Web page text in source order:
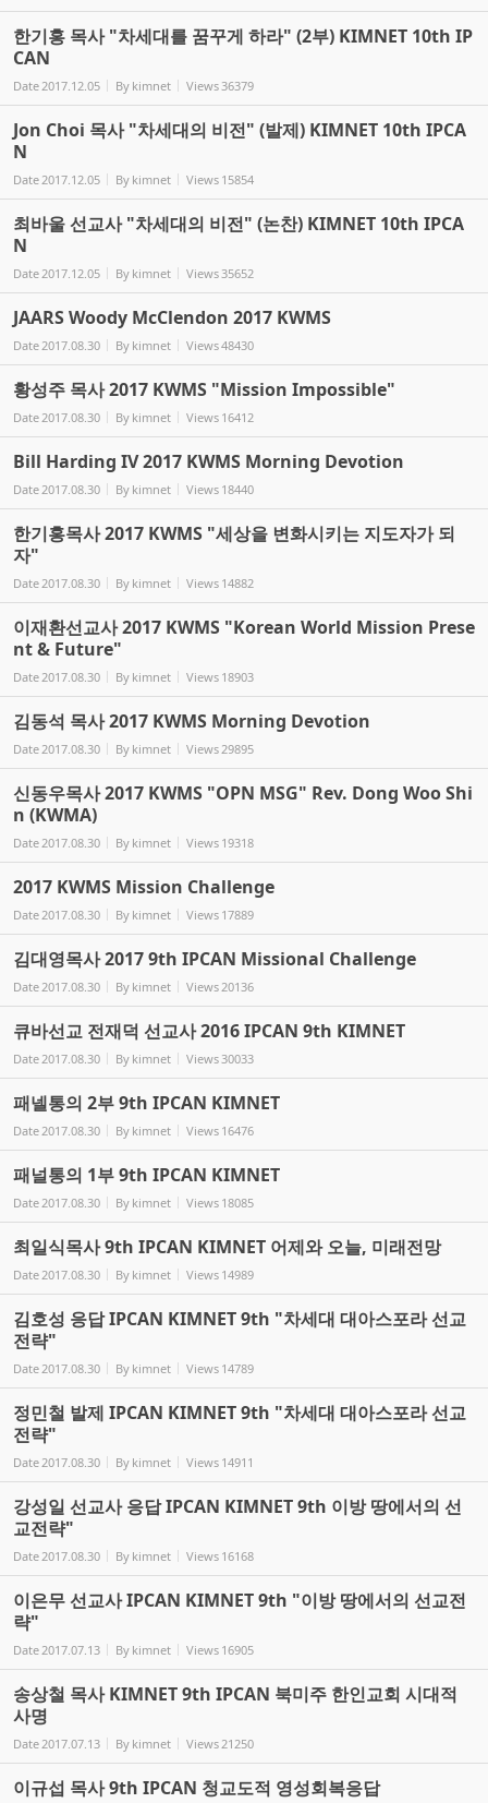
한기홍 목사 "차세대를 꿈꾸게 하라" (2부) KIMNET 10th IP
CAN
Date2017.12.05 By kimnet Views36379
Jon Choi 목사 "차세대의 비전" (발제) KIMNET 10th IPCA
N
Date2017.12.05 By kimnet Views 15854
최바울 선교사 "차세대의 비전" (논찬) KIMNET 10th IPCA
N
Date2017.12.05 By kimnet Views35652
JAARS Woody McClendon 2017 KWMS
Date2017.08.30 By kimnet Views48430
황성주 목사 2017 KWMS "Mission Impossible"
Date2017.08.30 By kimnet Views 16412
Bill Harding IV 2017 KWMS Morning Devotion
Date2017.08.30 By kimnet Views 18440
한기홍목사 2017 KWMS "세상을 변화시키는 지도자가 되
자"
Date2017.08.30 By kimnet Views 14882
이재환선교사 2017 KWMS "Korean World Mission Prese
nt & Future"
Date2017.08.30 By kimnet Views 18903
김동석 목사 2017 KWMS Morning Devotion
Date2017.08.30 By kimnet Views29895
신동우목사 2017 KWMS "OPN MSG" Rev. Dong Woo Shi
n (KWMA)
Date2017.08.30 By kimnet Views 19318
2017 KWMS Mission Challenge
Date2017.08.30 By kimnet Views 17889
김대영목사 2017 9th IPCAN Missional Challenge
Date2017.08.30 By kimnet Views20136
큐바선교 전재덕 선교사 2016 IPCAN 9th KIMNET
Date2017.08.30 By kimnet Views30033
패넬통의 2부 9th IPCAN KIMNET
Date2017.08.30 By kimnet Views 16476
패널통의 1부 9th IPCAN KIMNET
Date2017.08.30 By kimnet Views 18085
최일식목사 9th IPCAN KIMNET 어제와 오늘, 미래전망
Date2017.08.30 By kimnet Views 14989
김호성 응답 IPCAN KIMNET 9th "차세대 대아스포라 선교
전략"
Date2017.08.30 By kimnet Views 14789
정민철 발제 IPCAN KIMNET 9th "차세대 대아스포라 선교
전략"
Date2017.08.30 By kimnet Views 14911
강성일 선교사 응답 IPCAN KIMNET 9th 이방 땅에서의 선
교전략"
Date2017.08.30 By kimnet Views 16168
이은무 선교사 IPCAN KIMNET 9th "이방 땅에서의 선교전
략"
Date2017.07.13 By kimnet Views 16905
송상철 목사 KIMNET 9th IPCAN 북미주 한인교회 시대적
사명
Date2017.07.13 By kimnet Views21250
이규섭 목사 9th IPCAN 청교도적 영성회복응답